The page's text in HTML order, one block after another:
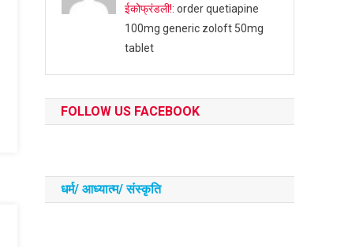
ईकोफ्रंडली!: order quetiapine
100mg generic zoloft 50mg
tablet
FOLLOW US FACEBOOK
धर्म/ आध्‍यात्‍म/ संस्‍कृति